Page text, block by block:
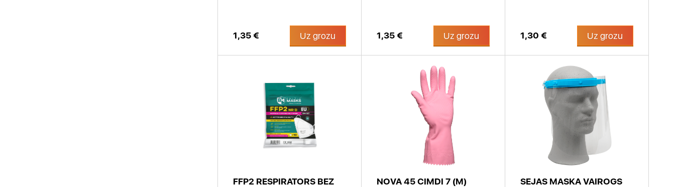
1,35 € Uz grozu 1,35 € Uz grozu 1,30 € Uz grozu
FFP2 RESPIRATORS BEZ
NOVA 45 CIMDI 7 (M)
SEJAS MASKA VAIROGS